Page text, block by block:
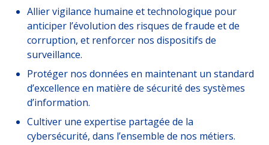
Allier vigilance humaine et technologique pour
anticiper l’évolution des risques de fraude et de
corruption, et renforcer nos dispositifs de
surveillance.
Protéger nos données en maintenant un standard
d’excellence en matière de sécurité des systèmes
d’information.
Cultiver une expertise partagée de la
cybersécurité, dans l’ensemble de nos métiers.